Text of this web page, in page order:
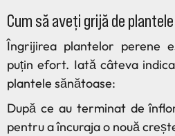
Cum să aveți grijă de
Îngrijirea plantelor perene
puțin efort. Iată câteva
plantele sănătoase:
După ce au terminat de
pentru a încuraja o nouă